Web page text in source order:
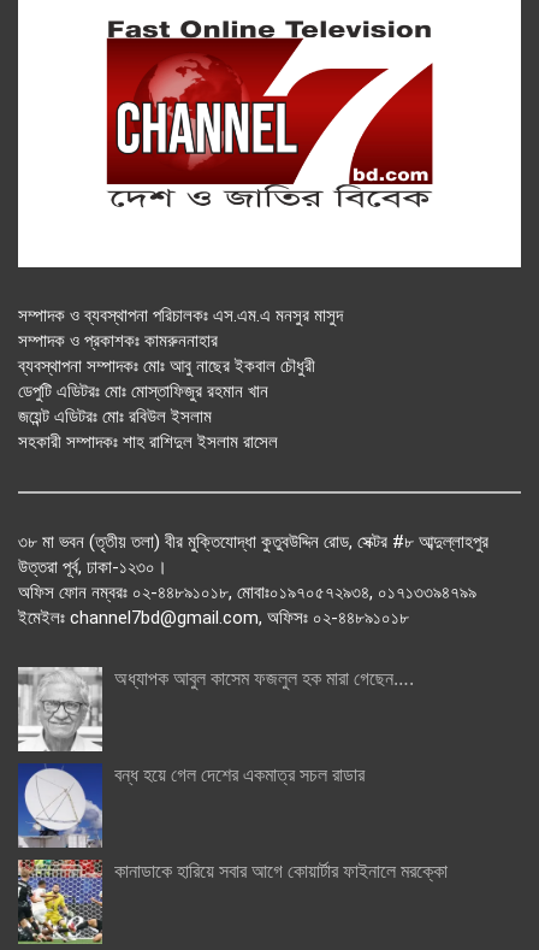
সম্পাদক ও ব্যবস্থাপনা পরিচালকঃ এস.এম.এ মনসুর মাসুদ
সম্পাদক ও প্রকাশকঃ কামরুননাহার
ব্যবস্থাপনা সম্পাদকঃ মোঃ আবু নাছের ইকবাল চৌধুরী
ডেপুটি এডিটরঃ মোঃ মোস্তাফিজুর রহমান খান
জয়েন্ট এডিটরঃ মোঃ রবিউল ইসলাম
সহকারী সম্পাদকঃ শাহ রাশিদুল ইসলাম রাসেল
৩৮ মা ভবন (তৃতীয় তলা) বীর মুক্তিযোদ্ধা কুতুবউদ্দিন রোড, সেক্টর #৮ আব্দুল্লাহপুর
উত্তরা পূর্ব, ঢাকা-১২৩০।
অফিস ফোন নম্বরঃ ০২-৪৪৮৯১০১৮, মোবাঃ০১৯৭০৫৭২৯৩৪, ০১৭১৩৩৯৪৭৯৯
ইমেইলঃ channel7bd@gmail.com, অফিসঃ ০২-৪৪৮৯১০১৮
অধ্যাপক আবুল কাসেম ফজলুল হক মারা গেছেন….
বন্ধ হয়ে গেল দেশের একমাত্র সচল রাডার
কানাডাকে হারিয়ে সবার আগে কোয়ার্টার ফাইনালে মরক্কো